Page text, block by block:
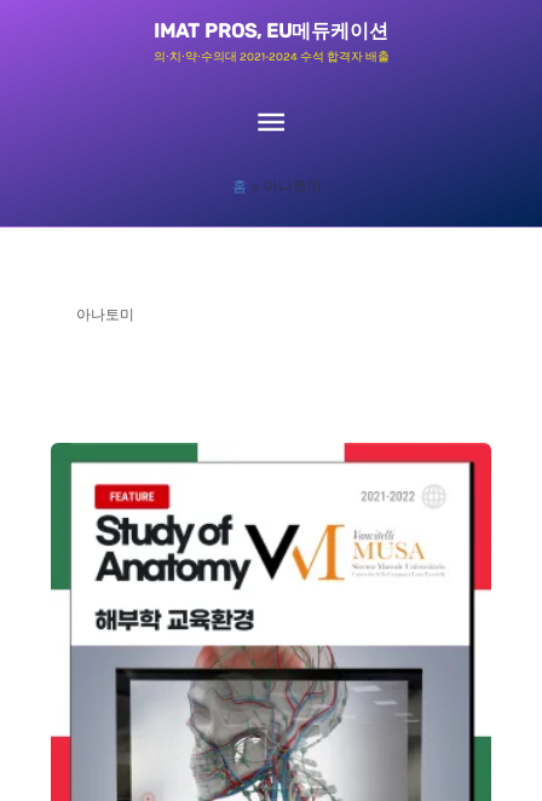
IMAT PROS, EU메듀케이션
의∙치∙약∙수의대 2021-2024 수석 합격자 배출
메
뉴
홈 아나토미
아나토미